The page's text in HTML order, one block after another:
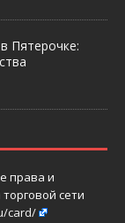
Пятерочке:
права и
сети
card/